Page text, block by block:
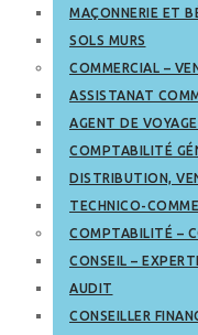
MAÇONNERIE ET
SOLS MURS
COMMERCIAL –
ASSISTANAT
AGENT DE
COMPTABILITÉ
DISTRIBUTION,
TECHNICO-
COMPTABILITÉ –
CONSEIL –
AUDIT
CONSEILLER